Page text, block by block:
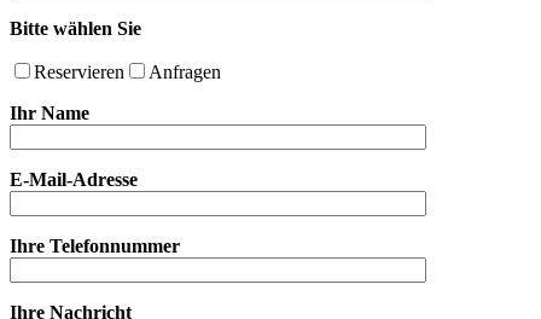
Bitte wählen Sie
Reservieren
Anfragen
Ihr Name
E-Mail-Adresse
Ihre Telefonnummer
Ihre Nachricht